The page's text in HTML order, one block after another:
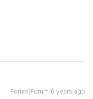
Forum|Forum|6 years ago